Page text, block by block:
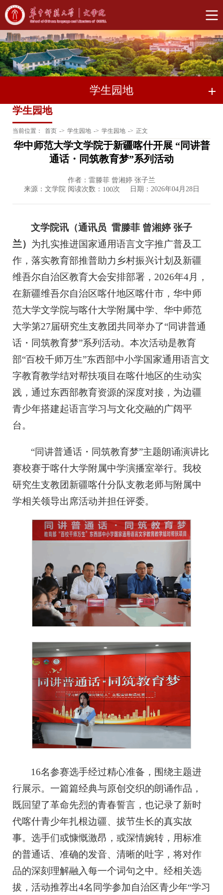
学生园地
学生园地
当前位置： 首页 -> 学生园地 -> 学生园地 -> 正文
华中师范大学文学院于新疆喀什开展 “同讲普
通话・同筑教育梦”系列活动
作者：雷滕菲 曾湘婷 张子兰
来源：文学院 阅读次数： 100次 日期：2026年04月28日
文学院讯（通讯员 雷滕菲 曾湘婷 张子
兰） 为扎实推进国家通用语言文字推广普及工
作，落实教育部推普助力乡村振兴计划及新疆
维吾尔自治区教育大会安排部署，2026年4月，
在新疆维吾尔自治区喀什地区喀什市，华中师
范大学文学院与喀什大学附属中学、华中师范
大学第27届研究生支教团共同举办了“同讲普通
话・同筑教育梦”系列活动。本次活动是教育
部“百校千师万生”东西部中小学国家通用语言文
字教育教学结对帮扶项目在喀什地区的生动实
践，通过东西部教育资源的深度对接，为边疆
青少年搭建起语言学习与文化交融的广阔平
台。
“同讲普通话・同筑教育梦”主题朗诵演讲比
赛校赛于喀什大学附属中学演播室举行。我校
研究生支教团新疆喀什分队支教老师与附属中
学相关领导出席活动并担任评委。
16名参赛选手经过精心准备，围绕主题进
行展示。一篇篇经典与原创交织的朗诵作品，
既回望了革命先烈的青春誓言，也记录了新时
代喀什青少年扎根边疆、拔节生长的真实故
事。选手们或慷慨激昂，或深情婉转，用标准
的普通话、准确的发音、清晰的吐字，将对作
品的深刻理解融入每一个词句之中。经相关选
拔，活动推荐出4名同学参加自治区青少年“学习